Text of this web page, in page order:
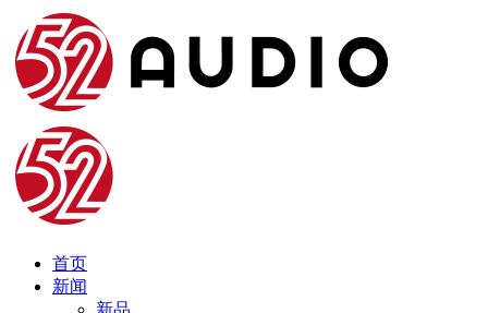
首页
新闻
新品